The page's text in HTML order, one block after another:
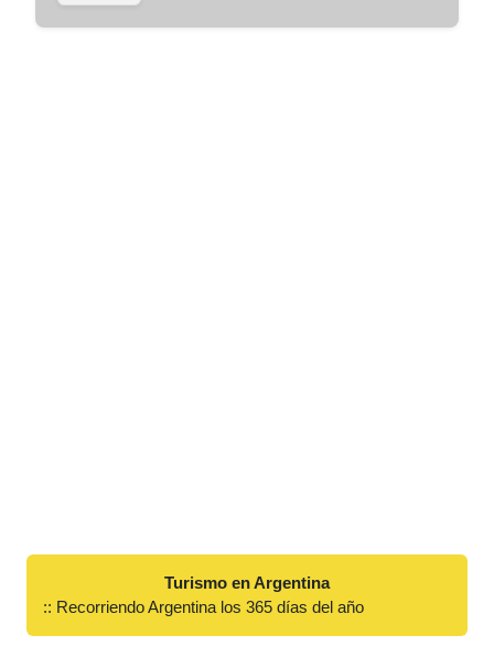
Turismo en Argentina
:: Recorriendo Argentina los 365 días del año